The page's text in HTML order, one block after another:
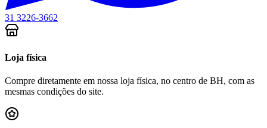
31 3226-3662
Loja física
Compre diretamente em nossa loja física, no centro de BH, com as
mesmas condições do site.